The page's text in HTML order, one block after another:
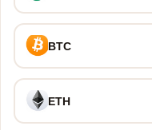
BTC
ETH